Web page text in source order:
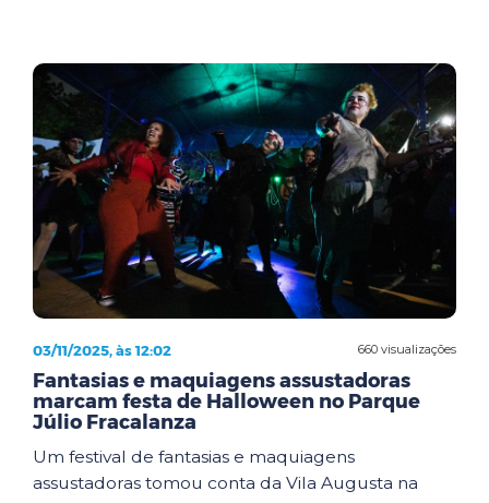
660 visualizações
03/11/2025, às 12:02
Fantasias e maquiagens assustadoras
marcam festa de Halloween no Parque
Júlio Fracalanza
Um festival de fantasias e maquiagens
assustadoras tomou conta da Vila Augusta na